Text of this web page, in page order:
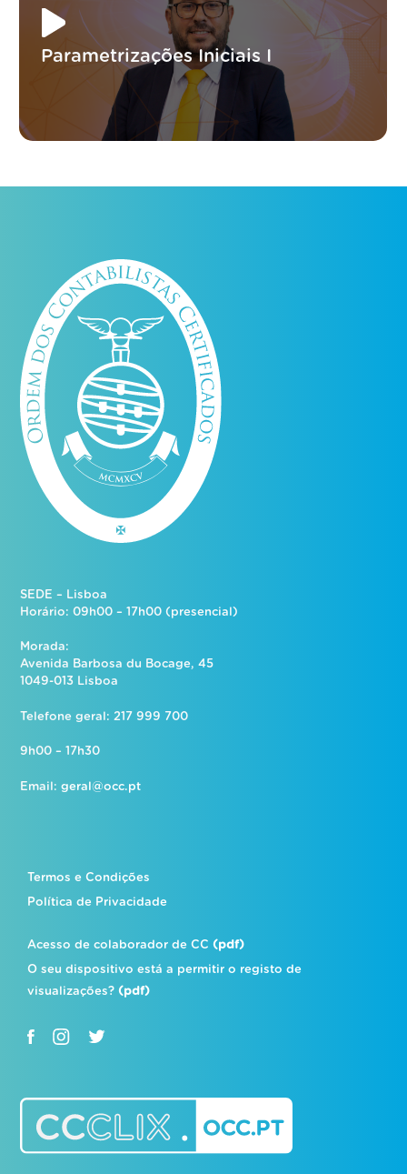
Parametrizações Iniciais I
SEDE – Lisboa
Horário: 09h00 – 17h00 (presencial)
Morada:
Avenida Barbosa du Bocage, 45
1049-013 Lisboa
Telefone geral: 217 999 700
9h00 – 17h30
Email:geral@occ.pt
Termos e Condições
Política de Privacidade
Acesso de colaborador de CC(pdf)
O seu dispositivo está a permitir o registo de
visualizações?(pdf)